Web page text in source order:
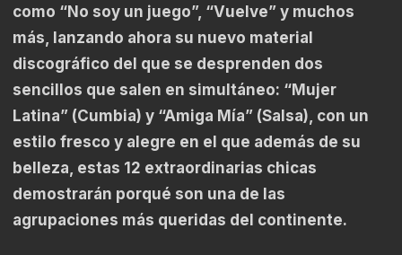
como “No soy un juego”, “Vuelve” y muchos
más, lanzando ahora su nuevo material
discográfico del que se desprenden dos
sencillos que salen en simultáneo: “Mujer
Latina” (Cumbia) y “Amiga Mía” (Salsa), con un
estilo fresco y alegre en el que además de su
belleza, estas 12 extraordinarias chicas
demostrarán porqué son una de las
agrupaciones más queridas del continente.